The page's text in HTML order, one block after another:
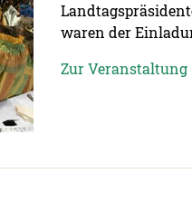
waren der
Zur Veranstaltung